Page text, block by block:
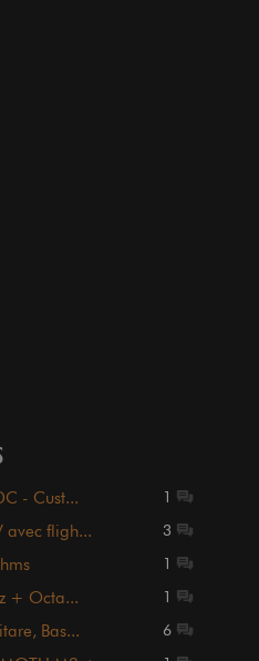
- Cust... 1
avec fligh... 3
1
+ Octa... 1
Bas... 6